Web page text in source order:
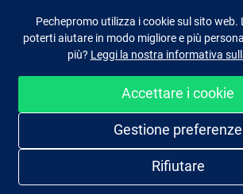
Seguici Facebook
Pechepromo utilizza i cookie sul sito web.
poterti aiutare in modo migliore e più
più? Leggi la nostra informativa
Accettare i cookie
Gestione preferenze
Rifiutare